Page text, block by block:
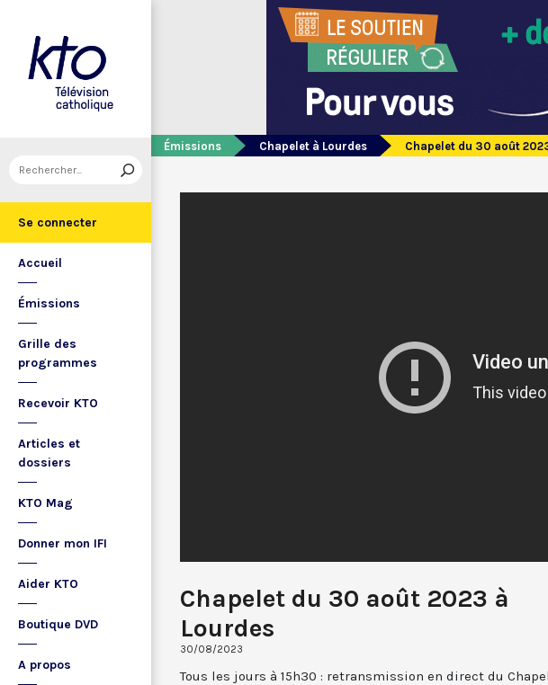
Se connecter
Accueil
Émissions
Grille des
programmes
Recevoir KTO
Articles et
dossiers
KTO Mag
Donner mon IFI
Aider KTO
Boutique DVD
A propos
Émissions Chapelet à Lourdes Chapelet du 30 août
Chapelet du 30 août 2023 à
Lourdes
30/08/2023
Tous les jours à 15h30 : retransmission en direct du